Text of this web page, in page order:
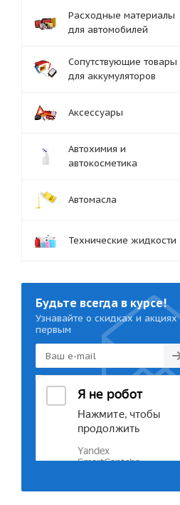
Расходные материалы
для автомобилей
Сопутствующие товары
для аккумуляторов
Аксессуары
Автохимия и
автокосметика
Автомасла
Технические жидкости
Будьте всегда в курсе!
Узнавайте о скидках и акциях
первым